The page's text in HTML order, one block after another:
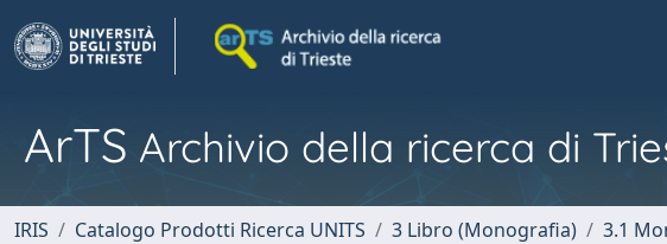
ArTS Archivio della ricerca di
IRIS Catalogo Prodotti Ricerca UNITS 3 Libro (Monografia) 3.1